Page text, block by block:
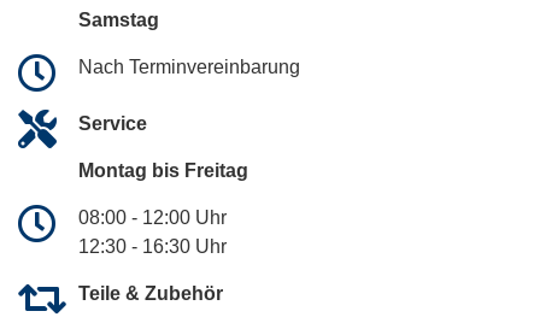
Samstag
Nach Terminvereinbarung
Service
Montag bis Freitag
08:00 - 12:00 Uhr
12:30 - 16:30 Uhr
Teile & Zubehör